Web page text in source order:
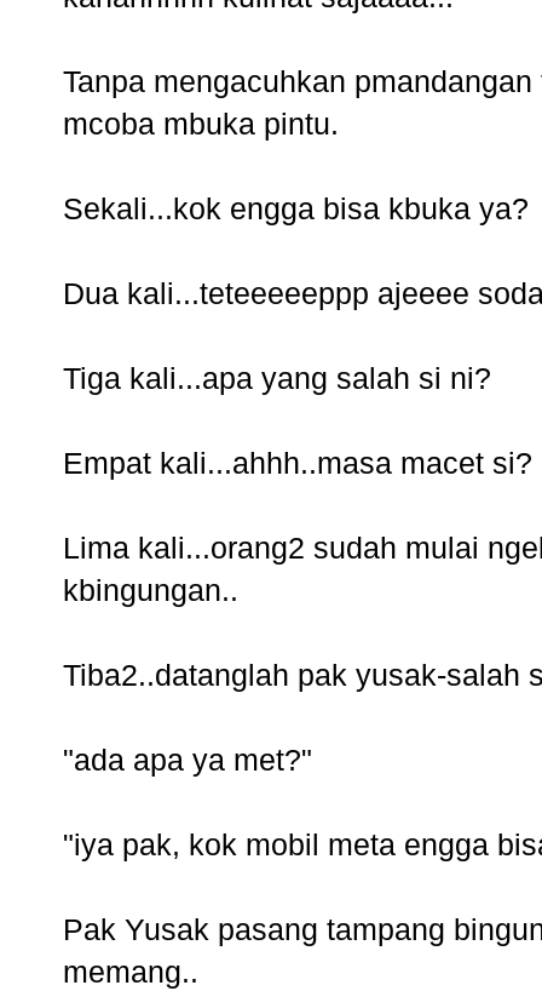
Tanpa mengacuhkan
mcoba mbuka pintu.
Sekali...kok engga bisa kbuka ya?
Dua kali...teteeeeeppp ajeeee
Tiga kali...apa yang salah si ni?
Empat kali...ahhh..masa macet si?
Lima kali...orang2 sudah mulai
kbingungan..
Tiba2..datanglah pak yusak-salah
"ada apa ya met?"
"iya pak, kok mobil meta engga
Pak Yusak pasang tampang
memang..